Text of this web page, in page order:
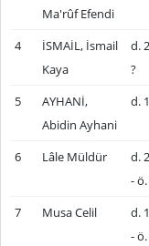
Ma'rûf Efendi
4
İSMAİL, İsmail
Kaya
d.
?
5
AYHANİ,
Abidin Ayhani
d.
6 Lâle Müldür
d.
- ö.
7 Musa Celil
d.
-